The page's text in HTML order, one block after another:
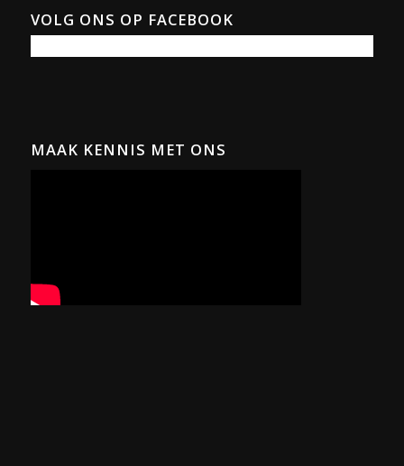
VOLG ONS OP FACEBOOK
MAAK KENNIS MET ONS